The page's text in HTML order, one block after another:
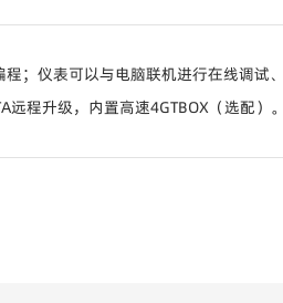
；仪表可以与电脑联机进行在线调试
程升级，内置高速4GTBOX（选配）